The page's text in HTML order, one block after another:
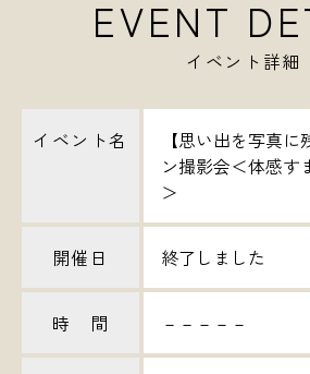
EVENT
イベント詳細
イベント名
【思い出を写真
ン撮影会＜体感す
＞
開催日 終了しました
時 間 －－－－－